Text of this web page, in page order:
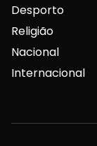
Desporto
Religião
Nacional
Internacional